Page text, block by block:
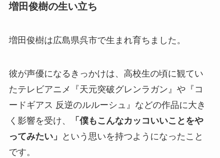
増田俊樹の生い立ち
増田俊樹は広島県呉市で生まれ育ちました。
彼が声優になるきっかけは、高校生の頃に観てい
たテレビアニメ『天元突破グレンラガン』や『コ
ードギアス 反逆のルルーシュ』などの作品に大き
く影響を受け、
「僕もこんなカッコいいことをや
ってみたい」
という思いを持つようになったこと
です。